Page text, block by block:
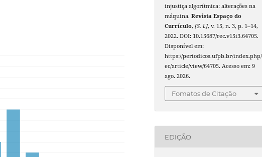
injustiça algorítmica: alterações na
máquina.Revista Espaço do
Currículo,[S. l.], v. 15, n. 3, p. 1–14,
2022. DOI: 10.15687/rec.v15i3.64705.
Disponível em:
https://periodicos.ufpb.br/
ec/article/view/64705. Acesso em: 9
ago. 2026.
Fomatos de Citação
EDIÇÃO